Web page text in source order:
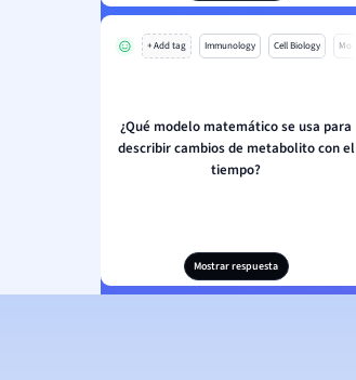
+ Add tag Immunology Cell Biology Mo
¿Qué modelo matemático se usa para
describir cambios de metabolito con el
tiempo?
Mostrar respuesta